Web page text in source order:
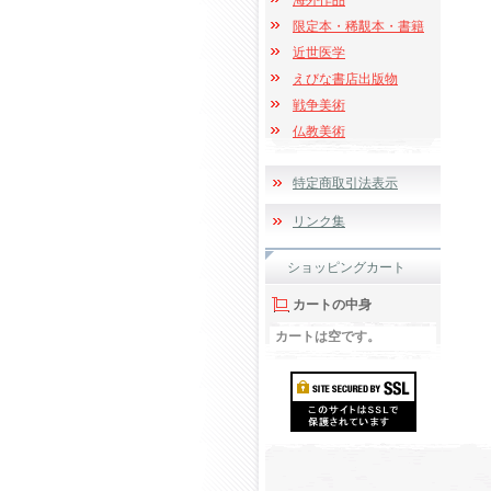
限定本・稀覯本・書籍
近世医学
えびな書店出版物
戦争美術
仏教美術
特定商取引法表示
リンク集
ショッピングカート
カートの中身
カートは空です。